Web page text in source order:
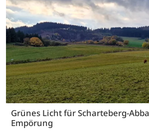
Grünes Licht für Scharteberg-
Empörung